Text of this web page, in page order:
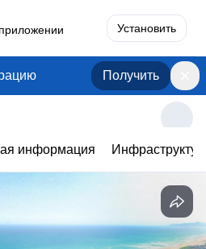
Установить
Получить
информация